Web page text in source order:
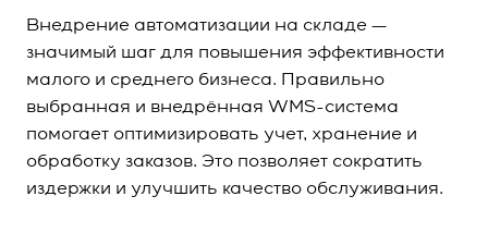
Внедрение автоматизации на складе —
значимый шаг для повышения эффективности
малого и среднего бизнеса. Правильно
выбранная и внедрённая WMS-система
помогает оптимизировать учет, хранение и
обработку заказов. Это позволяет сократить
издержки и улучшить качество обслуживания.